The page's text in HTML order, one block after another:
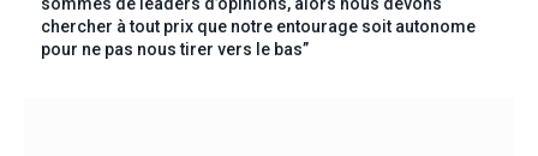
chercher à tout prix que notre entourage soit autonome
pour ne pas nous tirer vers le bas”